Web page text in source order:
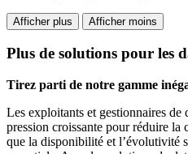
Afficher plus Afficher moins
Plus de solutions pour les
Tirez parti de notre gamme
Les exploitants et gestionnaires de
pression croissante pour réduire la
que la disponibilité et l’évolutivité